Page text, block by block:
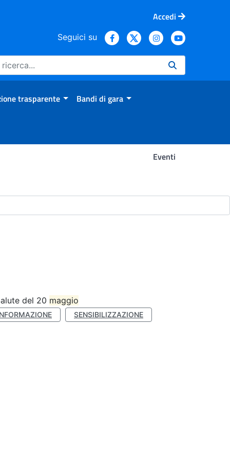
Accedi
Seguici su
trasparente Bandi di gara
Eventi
del 20 maggio
SENSIBILIZZAZIONE